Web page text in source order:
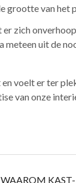
grootte van het
zich
meteen uit de
en voelt er ter
van onze
WAAROM